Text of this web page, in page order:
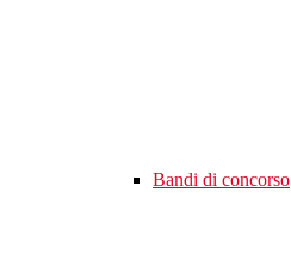
Bandi di concorso